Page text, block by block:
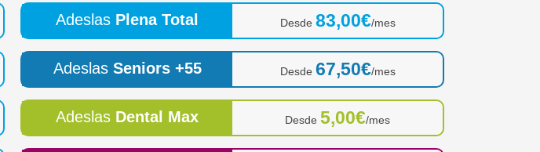
Adeslas Plena Total Desde 83,00€/mes
Adeslas Seniors +55 Desde 67,50€/mes
Adeslas Dental Max Desde 5,00€/mes